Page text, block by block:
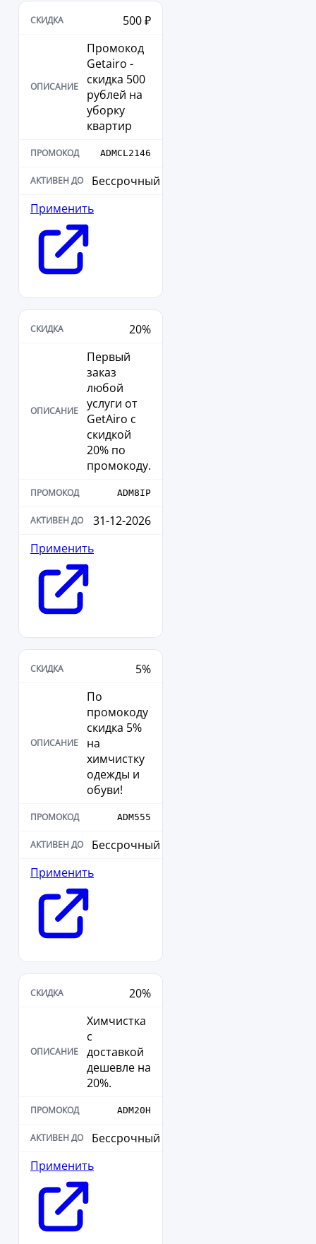
500 ₽
Промокод
Getairo -
скидка 500
рублей на
уборку
квартир
ADMCL2146
Бессрочный
Применить
20%
Первый
заказ
любой
услуги от
GetAiro с
скидкой
20% по
промокоду.
ADM8IP
31-12-2026
Применить
5%
По
промокоду
скидка 5%
на
химчистку
одежды и
обуви!
ADM555
Бессрочный
Применить
20%
Химчистка
с
доставкой
дешевле на
20%.
ADM20H
Бессрочный
Применить